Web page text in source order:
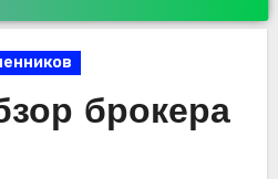
брокера